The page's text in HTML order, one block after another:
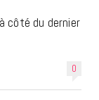
côté du dernier
0